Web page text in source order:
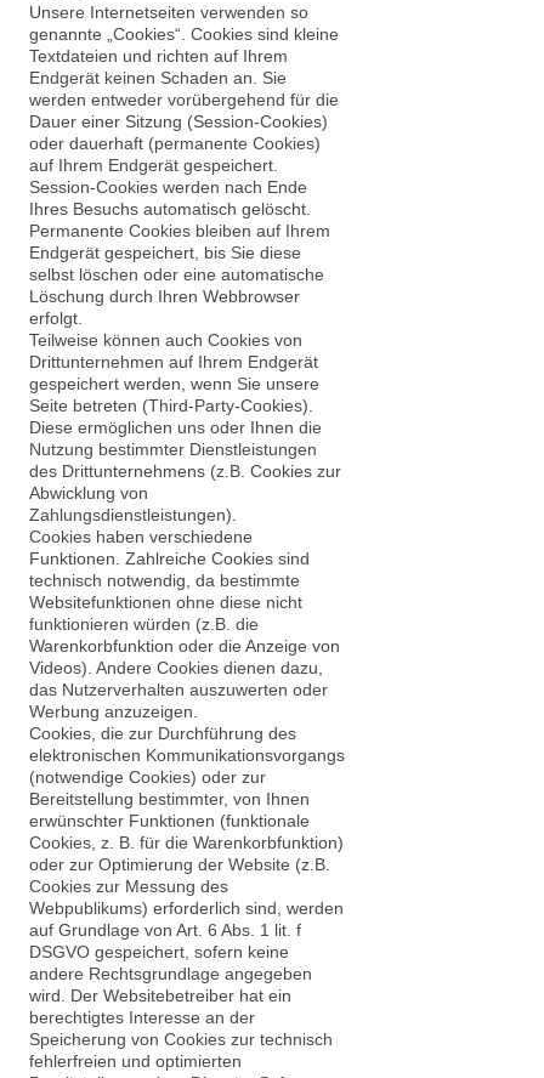
Unsere Internetseiten verwenden so
genannte „Cookies“. Cookies sind kleine
Textdateien und richten auf Ihrem
Endgerät keinen Schaden an. Sie
werden entweder vorübergehend für die
Dauer einer Sitzung (Session-Cookies)
oder dauerhaft (permanente Cookies)
auf Ihrem Endgerät gespeichert.
Session-Cookies werden nach Ende
Ihres Besuchs automatisch gelöscht.
Permanente Cookies bleiben auf Ihrem
Endgerät gespeichert, bis Sie diese
selbst löschen oder eine automatische
Löschung durch Ihren Webbrowser
erfolgt.
Teilweise können auch Cookies von
Drittunternehmen auf Ihrem Endgerät
gespeichert werden, wenn Sie unsere
Seite betreten (Third-Party-Cookies).
Diese ermöglichen uns oder Ihnen die
Nutzung bestimmter Dienstleistungen
des Drittunternehmens (z.B. Cookies zur
Abwicklung von
Zahlungsdienstleistungen).
Cookies haben verschiedene
Funktionen. Zahlreiche Cookies sind
technisch notwendig, da bestimmte
Websitefunktionen ohne diese nicht
funktionieren würden (z.B. die
Warenkorbfunktion oder die Anzeige von
Videos). Andere Cookies dienen dazu,
das Nutzerverhalten auszuwerten oder
Werbung anzuzeigen.
Cookies, die zur Durchführung des
elektronischen Kommunikationsvorgangs
(notwendige Cookies) oder zur
Bereitstellung bestimmter, von Ihnen
erwünschter Funktionen (funktionale
Cookies, z. B. für die Warenkorbfunktion)
oder zur Optimierung der Website (z.B.
Cookies zur Messung des
Webpublikums) erforderlich sind, werden
auf Grundlage von Art. 6 Abs. 1 lit. f
DSGVO gespeichert, sofern keine
andere Rechtsgrundlage angegeben
wird. Der Websitebetreiber hat ein
berechtigtes Interesse an der
Speicherung von Cookies zur technisch
fehlerfreien und optimierten